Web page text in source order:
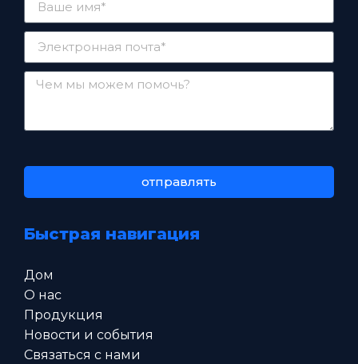
отправлять
Быстрая навигация
Дом
О нас
Продукция
Новости и события
Связаться с нами